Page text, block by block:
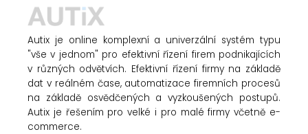
Autix je online komplexní a univerzální systém typu
"vše v jednom" pro efektivní řízení firem podnikajících
v různých odvětvích. Efektivní řízení firmy na základě
dat v reálném čase, automatizace firemních procesů
na základě osvědčených a vyzkoušených postupů.
Autix je řešením pro velké i pro malé firmy včetně e-
commerce.